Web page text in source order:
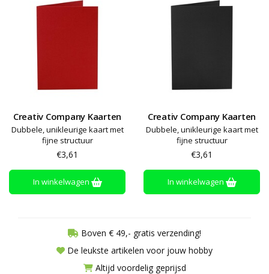
Creativ Company Kaarten
Dubbele, unikleurige kaart met
fijne structuur
€3,61
In winkelwagen
Creativ Company Kaarten
Dubbele, unikleurige kaart met
fijne structuur
€3,61
In winkelwagen
Boven € 49,- gratis verzending!
De leukste artikelen voor jouw hobby
Altijd voordelig geprijsd